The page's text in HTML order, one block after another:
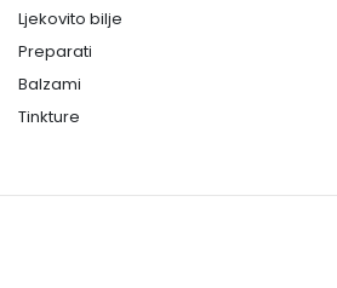
Ljekovito bilje
Preparati
Balzami
Tinkture